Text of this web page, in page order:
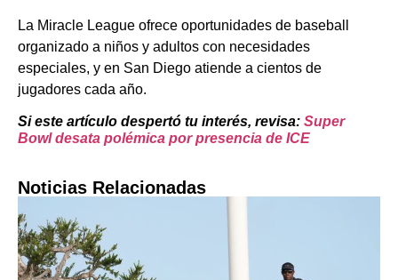
La Miracle League ofrece oportunidades de baseball
organizado a niños y adultos con necesidades
especiales, y en San Diego atiende a cientos de
jugadores cada año.
Si este artículo despertó tu interés, revisa: Super
Bowl desata polémica por presencia de ICE
Noticias Relacionadas